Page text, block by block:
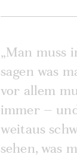
„Man muss
sagen was
vor allem
immer –
weitaus
sehen, was